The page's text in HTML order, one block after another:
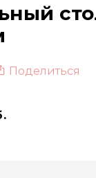
Поделиться